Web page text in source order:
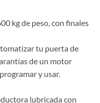
kg de peso, con finales
tu puerta de
de un motor
y usar.
lubricada con